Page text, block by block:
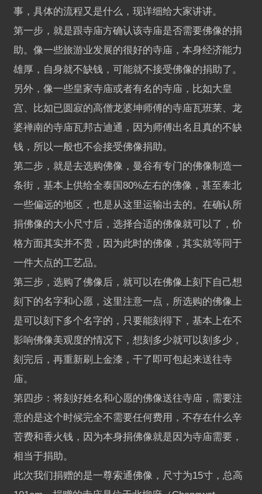
事，具体的流程又是什么，现详细给大家讲讲。
第一步，就是跟寺庙方确认该寺庙是否需要佛像的捐
助。像一些旅游业发展的很好的寺庙，本身经济能力
雄厚，自身就不缺钱，可能就不接受佛像的捐助了。
另外，像一些皇家寺庙或者有名的寺庙，比如大皇
宫、比如已圆寂的高僧龙婆坤师傅的寺庙瓦班莱、龙
婆禅南的寺庙瓦邦古迪通，因为师傅出名且真的不缺
钱，所以一般也不会接受佛像捐助。
第二步，就是去选购佛像，曼谷有专门的佛像制造一
条街，基本上供给全泰国80%左右的佛像，甚至泰北
一些偏远的地区，也是从这里运输出去的。在确认所
捐佛像的大小尺寸后，选择合适的佛像就可以了，价
格方面其实并不贵，因为此时的佛像，其实就等同于
一件大点的工艺品。
第三步，选购了佛像后，就可以在佛像上刻下自己想
刻下的名字和心愿，这里注意一点，所选购的佛像上
是可以刻下多个名字的，只要能刻得下，基本上在不
影响佛像美观度的情况下，想刻多少就可以刻多少，
刻完后，再重新刷上金漆，干了即可包起来送往寺
庙。
第四步：将刻好姓名和心愿的佛像送往寺庙，需要注
意的是这个时候完全不需要任何费用，不存在什么辛
苦费和香火钱，因为本身捐佛像就是因为寺庙需要，
相当于捐助。
此次我们捐赠的是一尊索通佛像，尺寸为15寸，总高